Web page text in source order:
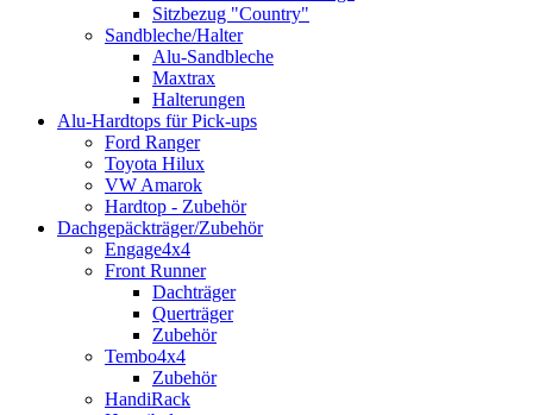
Sitzbezug "Country"
Sandbleche/Halter
Alu-Sandbleche
Maxtrax
Halterungen
Alu-Hardtops für Pick-ups
Ford Ranger
Toyota Hilux
VW Amarok
Hardtop - Zubehör
Dachgepäckträger/Zubehör
Engage4x4
Front Runner
Dachträger
Querträger
Zubehör
Tembo4x4
Zubehör
HandiRack